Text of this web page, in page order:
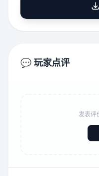
💬 玩家点评
发表评